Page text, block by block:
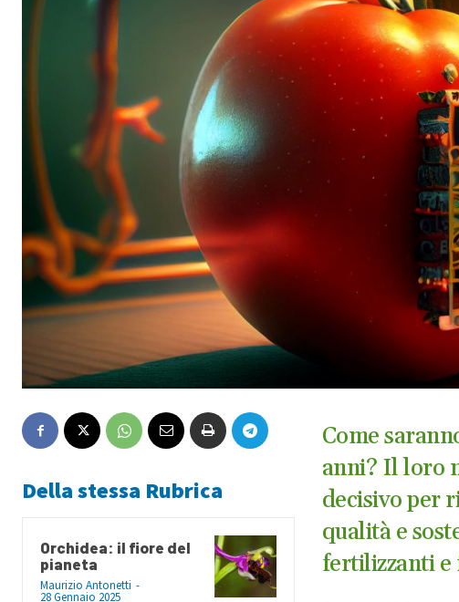
Della stessa Rubrica
Orchidea: il fiore del
pianeta
Maurizio Antonetti -
28 Gennaio 2025
Come
anni? Il loro
decisivo per
qualità e
fertilizzanti